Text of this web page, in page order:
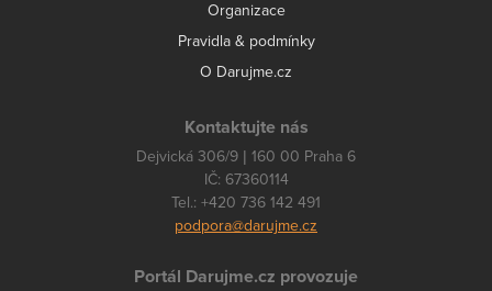
Organizace
Pravidla & podmínky
O Darujme.cz
Kontaktujte nás
Dejvická 306/9 | 160 00 Praha 6
IČ: 67360114
Tel.: +420 736 142 491
podpora@darujme.cz
Portál Darujme.cz provozuje